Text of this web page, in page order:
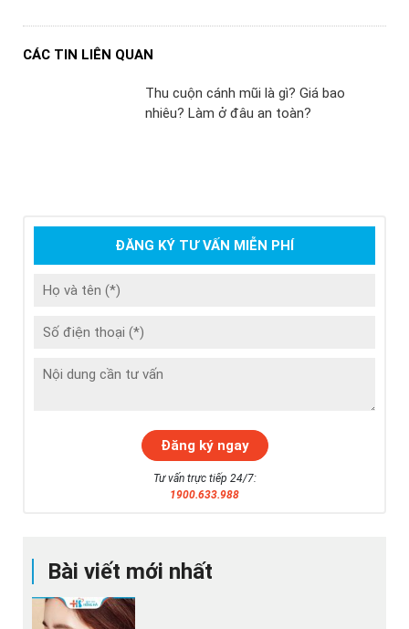
CÁC TIN LIÊN QUAN
Thu cuộn cánh mũi là gì? Giá bao
nhiêu? Làm ở đâu an toàn?
Bài viết mới nhất
ĐĂNG KÝ TƯ VẤN MIỄN PHÍ
Tư vấn trực tiếp 24/7:
1900.633.988